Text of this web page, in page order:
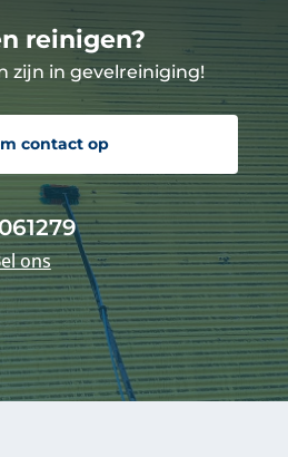
reinigen?
zijn in gevelreiniging!
contact op
ons